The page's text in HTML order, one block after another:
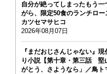
自分が絶ってしまったもう一
がら、限定50食のランチロ
カツセマサヒコ
2026年08月07日
『まだおじさんじゃない』現
り小説【第十章・第三話 堅
がとう、さようなら」／鳥ト